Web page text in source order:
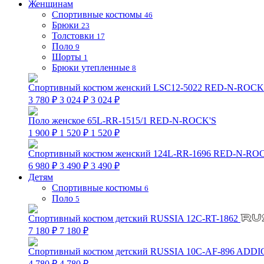
Женщинам
Спортивные костюмы 46
Брюки 23
Толстовки 17
Поло 9
Шорты 1
Брюки утепленные 8
Спортивный костюм женский LSC12-5022 RED-N-
3 780 ₽ 3 024 ₽ 3 024 ₽
Поло женское 65L-RR-1515/1 RED-N-ROCK'S
1 900 ₽ 1 520 ₽ 1 520 ₽
Спортивный костюм женский 124L-RR-1696 RED-N-
6 980 ₽ 3 490 ₽ 3 490 ₽
Детям
Спортивные костюмы 6
Поло 5
Спортивный костюм детский RUSSIA 12C-RT-1862
7 180 ₽ 7 180 ₽
Спортивный костюм детский RUSSIA 10C-AF-896